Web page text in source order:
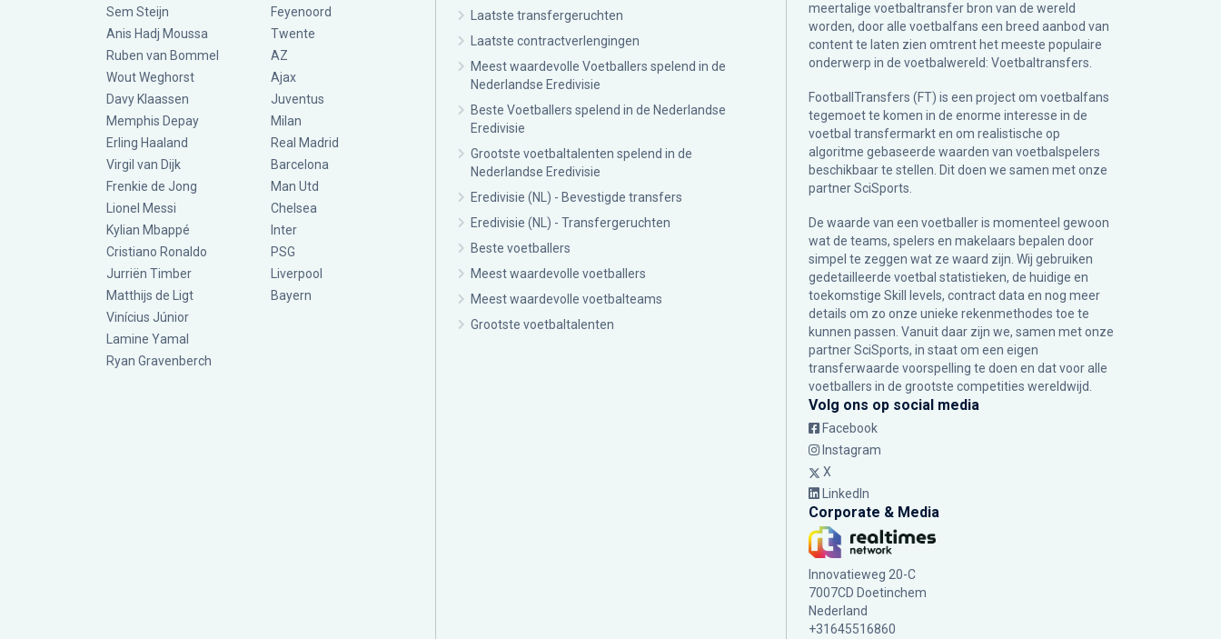
Sem Steijn
Anis Hadj Moussa
Ruben van Bommel
Wout Weghorst
Davy Klaassen
Memphis Depay
Erling Haaland
Virgil van Dijk
Frenkie de Jong
Lionel Messi
Kylian Mbappé
Cristiano Ronaldo
Jurriën Timber
Matthijs de Ligt
Vinícius Júnior
Lamine Yamal
Ryan Gravenberch
Feyenoord
Twente
AZ
Ajax
Juventus
Milan
Real Madrid
Barcelona
Man Utd
Chelsea
Inter
PSG
Liverpool
Bayern
Laatste transfergeruchten
Laatste contractverlengingen
Meest waardevolle Voetballers spelend in de
Nederlandse Eredivisie
Beste Voetballers spelend in de Nederlandse
Eredivisie
Grootste voetbaltalenten spelend in de
Nederlandse Eredivisie
Eredivisie (NL) - Bevestigde transfers
Eredivisie (NL) - Transfergeruchten
Beste voetballers
Meest waardevolle voetballers
Meest waardevolle voetbalteams
Grootste voetbaltalenten
meertalige voetbaltransfer bron van de wereld
worden, door alle voetbalfans een breed aanbod van
content te laten zien omtrent het meeste populaire
onderwerp in de voetbalwereld: Voetbaltransfers.
FootballTransfers (FT) is een project om voetbalfans
tegemoet te komen in de enorme interesse in de
voetbal transfermarkt en om realistische op
algoritme gebaseerde waarden van voetbalspelers
beschikbaar te stellen. Dit doen we samen met onze
partnerSciSports
De waarde van een voetballer is momenteel gewoon
wat de teams, spelers en makelaars bepalen door
simpel te zeggen wat ze waard zijn. Wij gebruiken
gedetailleerde voetbal statistieken, de huidige en
toekomstige Skill levels, contract data en nog meer
details om zo onze unieke rekenmethodes toe te
kunnen passen. Vanuit daar zijn we, samen met onze
partner SciSports, in staat om een eigen
transferwaarde voorspelling te doen en dat voor alle
voetballers in de grootste competities wereldwijd.
Volg ons op social media
Facebook
Instagram
X
LinkedIn
Corporate & Media
Innovatieweg 20-C
7007CD Doetinchem
Nederland
+31645516860